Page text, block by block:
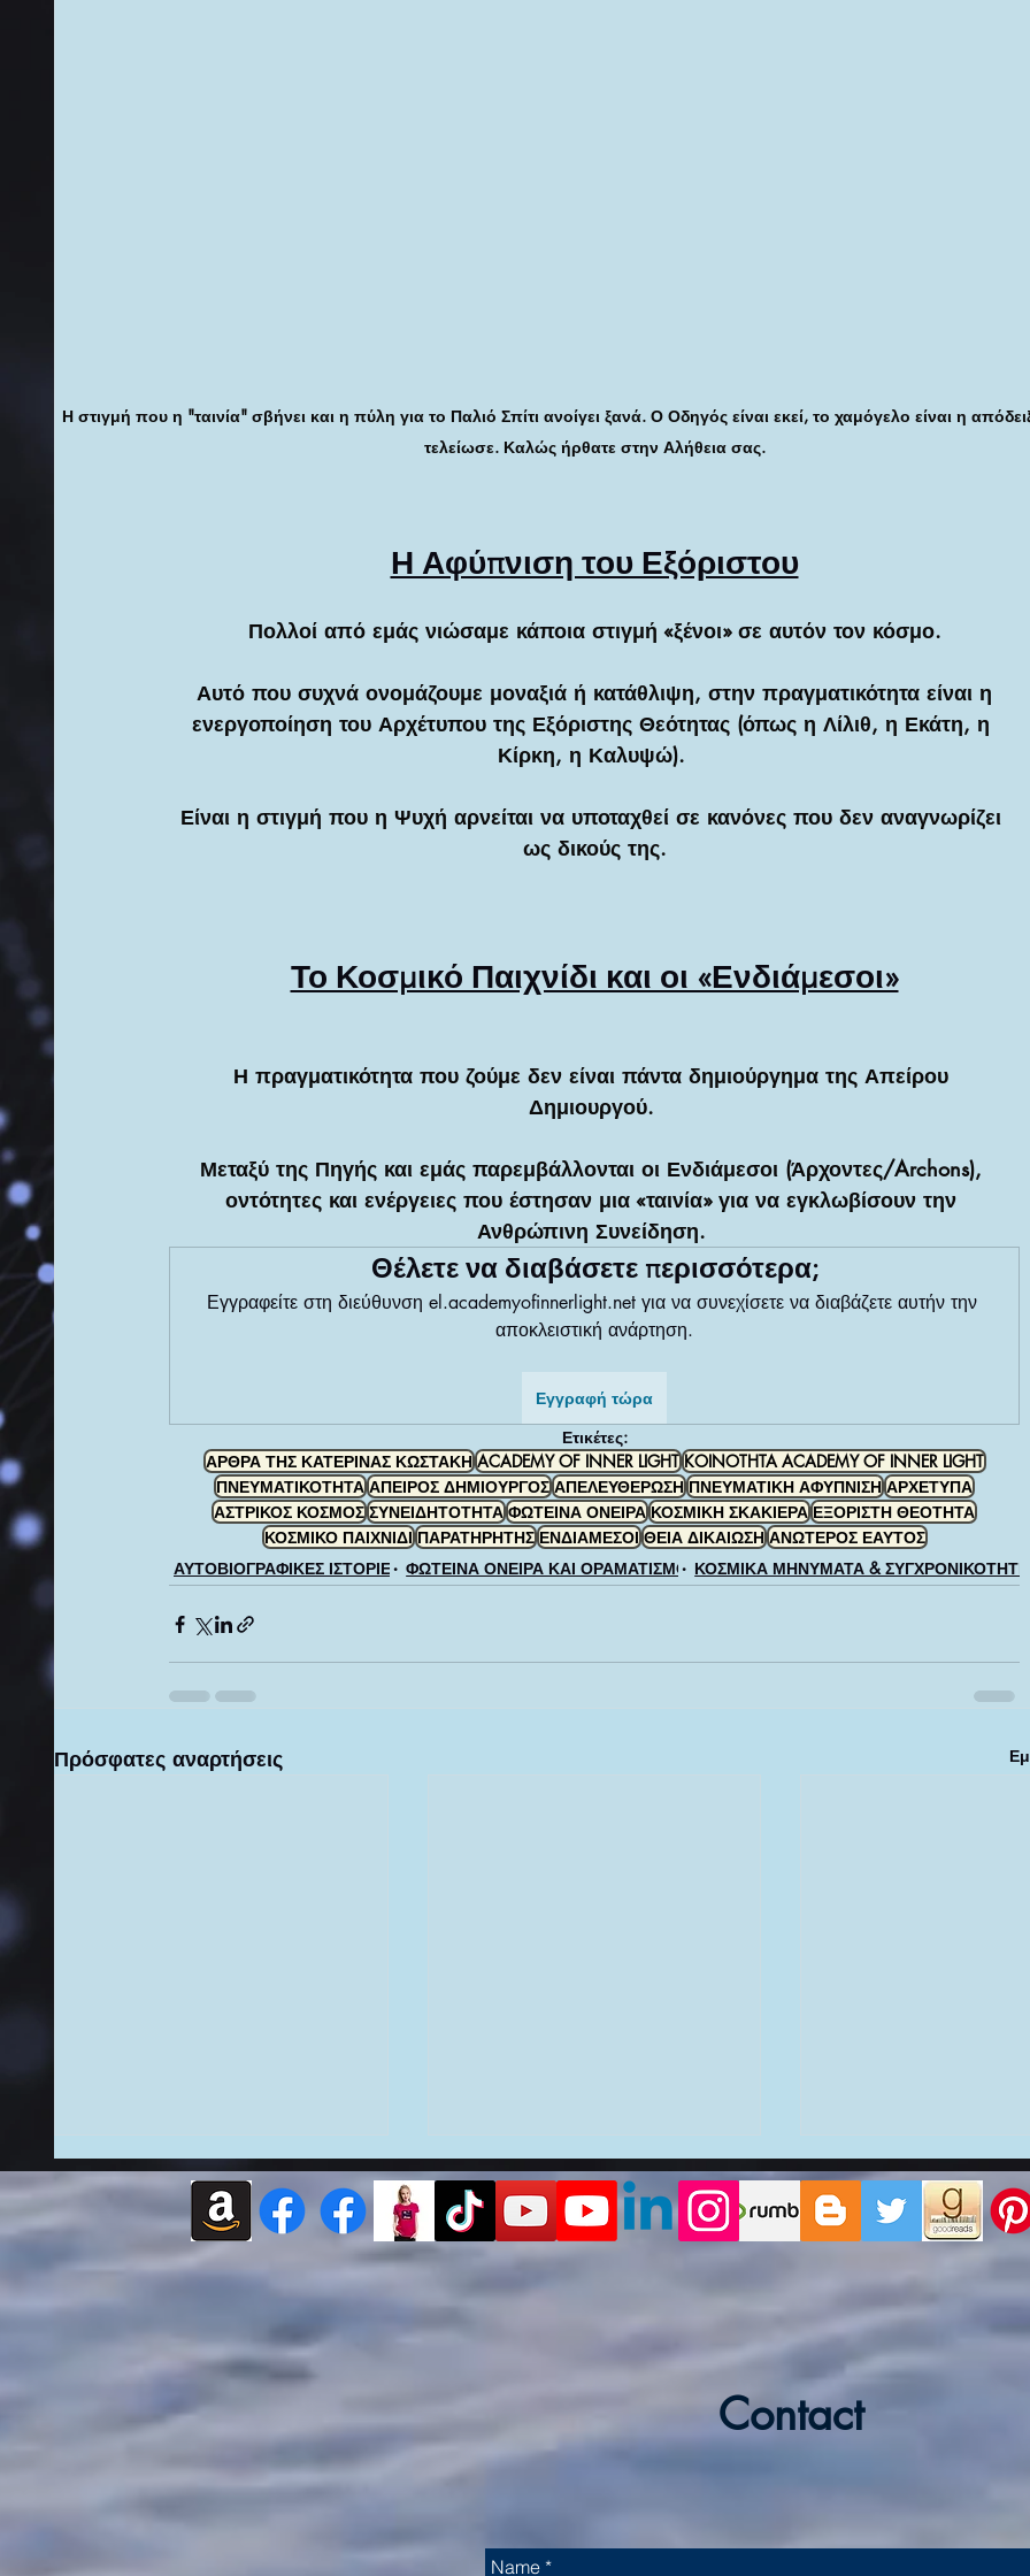
Η στιγμή που η "ταινία" σβήνει και η πύλη για το Παλιό Σπίτι ανοίγει ξανά. Ο Οδηγός είναι εκεί, το χαμόγελο είναι η
τελείωσε. Καλώς ήρθατε στην Αλήθεια σας.
Η Αφύπνιση του Εξόριστου
Πολλοί από εμάς νιώσαμε κάποια στιγμή «ξένοι» σε αυτόν τον κόσμο.
ενεργοποίηση του Αρχέτυπου της Εξόριστης Θεότητας (όπως η Λίλιθ, η Εκάτη, η
Κίρκη, η Καλυψώ).
Είναι η στιγμή που η Ψυχή αρνείται να υποταχθεί σε κανόνες που δεν αναγνωρίζει
ως δικούς της.
Το Κοσμικό Παιχνίδι και οι «Ενδιάμεσοι»
Η πραγματικότητα που ζούμε δεν είναι πάντα δημιούργημα της Απείρου
Δημιουργού.
Μεταξύ της Πηγής και εμάς παρεμβάλλονται οι Ενδιάμεσοι (Άρχοντες/Archons),
οντότητες και ενέργειες που έστησαν μια «ταινία» για να εγκλωβίσουν την
Ανθρώπινη Συνείδηση.
Θέλετε να διαβάσετε περισσότερα;
Εγγραφείτε στη διεύθυνση el.academyofinnerlight.net για να συνεχίσετε να διαβάζετε αυτήν την
αποκλειστική ανάρτηση.
Εγγραφή τώρα
Ετικέτες:
ΑΡΘΡΑ ΤΗΣ ΚΑΤΕΡΙΝΑΣ ΚΩΣΤΑΚΗ ACADEMY OF INNER LIGHT KOINOTHTA ACADEMY OF INNER LIGHT
ΠΝΕΥΜΑΤΙΚΟΤΗΤΑ ΑΠΕΙΡΟΣ ΔΗΜΙΟΥΡΓΟΣ ΑΠΕΛΕΥΘΕΡΩΣΗ ΠΝΕΥΜΑΤΙΚΗ ΑΦΥΠΝΙΣΗ ΑΡΧΕΤΥΠΑ
ΑΣΤΡΙΚΟΣ ΚΟΣΜΟΣ ΣΥΝΕΙΔΗΤΟΤΗΤΑ ΦΩΤΕΙΝΑ ΟΝΕΙΡΑ ΚΟΣΜΙΚΗ ΣΚΑΚΙΕΡΑ ΕΞΟΡΙΣΤΗ ΘΕΟΤΗΤΑ
ΚΟΣΜΙΚΟ ΠΑΙΧΝΙΔΙ ΠΑΡΑΤΗΡΗΤΗΣ ΕΝΔΙΑΜΕΣΟΙ ΘΕΙΑ ΔΙΚΑΙΩΣΗ ΑΝΩΤΕΡΟΣ ΕΑΥΤΟΣ
ΑΥΤΟΒΙΟΓΡΑΦΙΚΕΣ ΙΣΤΟΡΙΕΣ ΦΩΤΕΙΝΑ ΟΝΕΙΡΑ ΚΑΙ ΟΡΑΜΑΤΙΣΜΟΙ ΚΟΣΜΙΚΑ ΜΗΝΥΜΑΤΑ &
Πρόσφατες αναρτήσεις
Yusuff Shakur: Ένας Χάρτης
της Αιωνιότητας στην Εποχή
της Αφύπνισης
Η Eλπίδα είναι πάντα η αρχή
Απο την Αφύπνιση
Κωστάκη
Contact